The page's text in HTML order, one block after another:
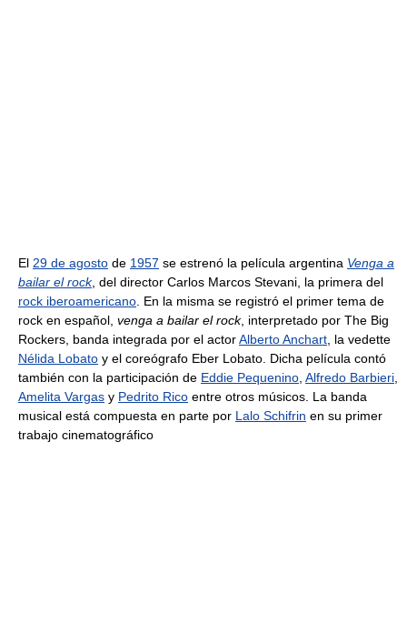
El 29 de agosto de 1957 se estrenó la película argentina Venga a
bailar el rock, del director Carlos Marcos Stevani, la primera del
rock iberoamericano. En la misma se registró el primer tema de
rock en español, venga a bailar el rock, interpretado por The Big
Rockers, banda integrada por el actorAlberto Anchart, la vedette
Nélida Lobato y el coreógrafo Eber Lobato. Dicha película contó
también con la participación de Eddie Pequenino, Alfredo Barbieri,
Amelita Vargas y Pedrito Rico entre otros músicos. La banda
musical está compuesta en parte por Lalo Schifrin en su primer
trabajo cinematográfico